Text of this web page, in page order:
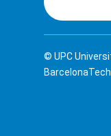
© UPC
BarcelonaTech